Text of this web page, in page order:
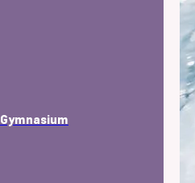
Gymnasium